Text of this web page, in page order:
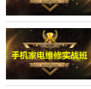
福建的网友正进入本页